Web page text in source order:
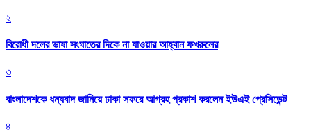
২
বিরোধী দলের ভাষা সংঘাতের দিকে না যাওয়ার আহ্বান ফখরুলের
৩
বাংলাদেশকে ধন্যবাদ জানিয়ে ঢাকা সফরে আগ্রহ প্রকাশ করলেন ইউএই প্রেসিডেন্ট
৪